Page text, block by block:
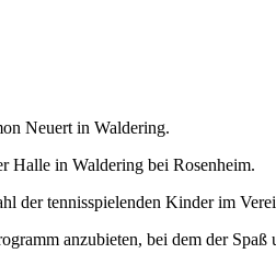
Neuert in Waldering.
Halle in Waldering bei Rosenheim.
der tennisspielenden Kinder im
anzubieten, bei dem der Spaß